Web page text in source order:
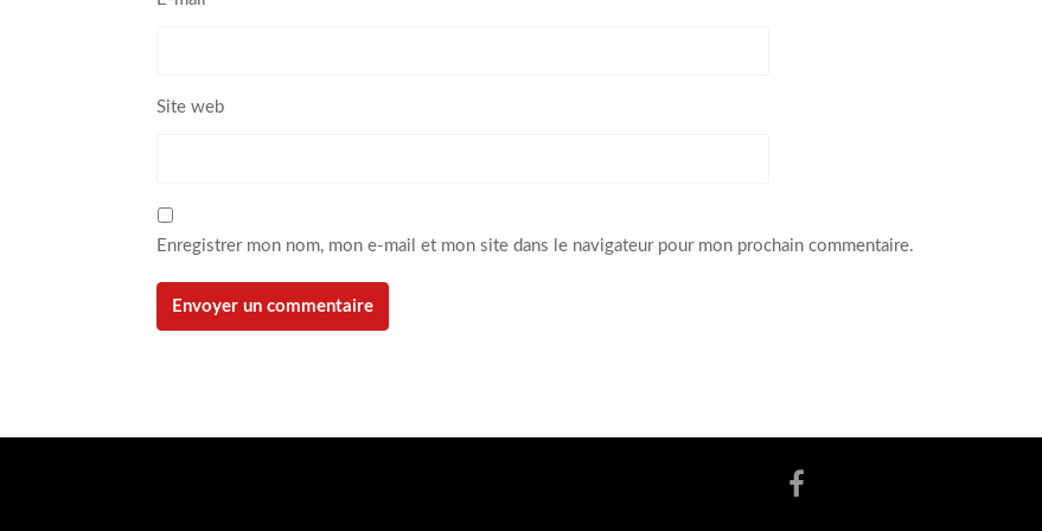
Site web
Enregistrer mon nom, mon e-mail et mon site dans le navigateur pour mon prochain commentaire.